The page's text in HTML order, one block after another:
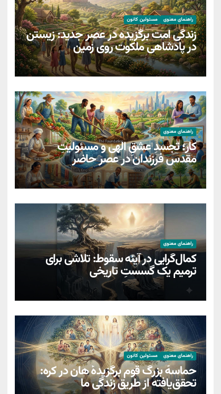
راهنمای معنوی مسئولین کانون
زندگی امت برگزیده در عصر جدید: زیستن
در پادشاهی ملکوت روی زمین
راهنمای معنوی
کار؛ تجسدِ عشقِ الهی و مسئولیتِ
مقدسِ فرزندان در عصر حاضر
راهنمای معنوی
کمال‌گرایی در آینه سقوط: تلاشی برای
ترمیمِ یک گسستِ تاریخی
راهنمای معنوی مسئولین کانون
حماسهٔ بزرگ قوم برگزیدهٔ هان در کره:
تحقق‌یافته از طریق زندگیِ ما